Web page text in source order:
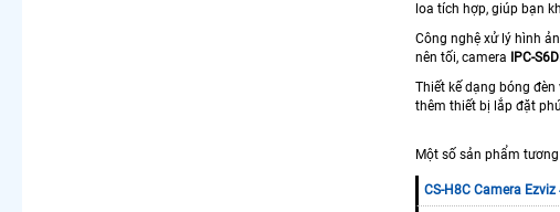
loa tích hợp, giúp bạn
Công nghệ xử lý hình
nên tối, camera
IPC-
Thiết kế dạng bóng
thêm thiết bị lắp đặt
Một số sản phẩm
CS-H8C Camera